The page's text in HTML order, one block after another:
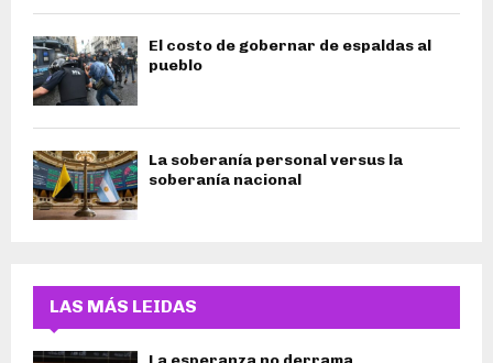
El costo de gobernar de espaldas al
pueblo
La soberanía personal versus la
soberanía nacional
LAS MÁS LEIDAS